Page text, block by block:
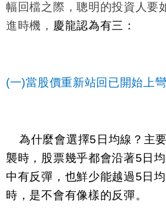
幅回檔之際，聰明的投資人要
進時機， 慶龍認為有三：
(一)當股價重新站回已開始上彎
為什麼會選擇5 日均線？主
襲時，股票幾乎都會沿著5 日
中有反彈，也鮮少能越過5 日
時，是不會有像樣的反彈。